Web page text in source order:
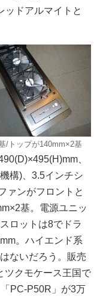
ッドアルマイトと
/トップが140mm×2基
、
構)、3.5インチシ
ァンがフロントと
基。電源ユニッ
ロットは8でドラ
。ハイエンド系
ないだろう。販売
ツクモケース王国で
PC-P50R」が3万